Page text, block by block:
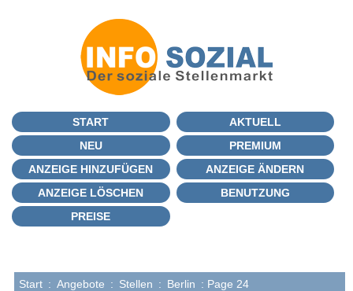
START
AKTUELL
NEU
PREMIUM
ANZEIGE HINZUFÜGEN
ANZEIGE ÄNDERN
ANZEIGE LÖSCHEN
BENUTZUNG
PREISE
Start : Angebote : Stellen : Berlin : Page 24